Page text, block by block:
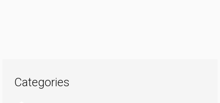
Categories